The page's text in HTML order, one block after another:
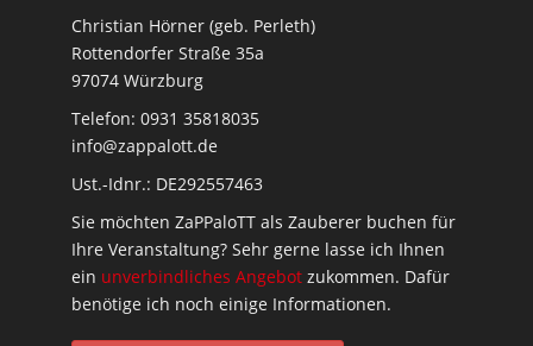
Christian Hörner (geb. Perleth)
Rottendorfer Straße 35a
97074 Würzburg
Telefon: 0931 35818035
info@zappalott.de
Ust.-Idnr.: DE292557463
Sie möchten ZaPPaloTT als Zauberer buchen für
Ihre Veranstaltung? Sehr gerne lasse ich Ihnen
ein unverbindliches Angebot zukommen. Dafür
benötige ich noch einige Informationen.